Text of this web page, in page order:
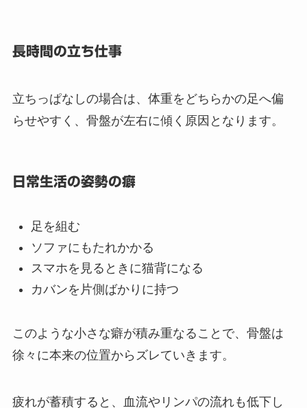
長時間の立ち仕事
立ちっぱなしの場合は、体重をどちらかの足へ偏
らせやすく、骨盤が左右に傾く原因となります。
日常生活の姿勢の癖
足を組む
ソファにもたれかかる
スマホを見るときに猫背になる
カバンを片側ばかりに持つ
このような小さな癖が積み重なることで、骨盤は
徐々に本来の位置からズレていきます。
疲れが蓄積すると、血流やリンパの流れも低下し